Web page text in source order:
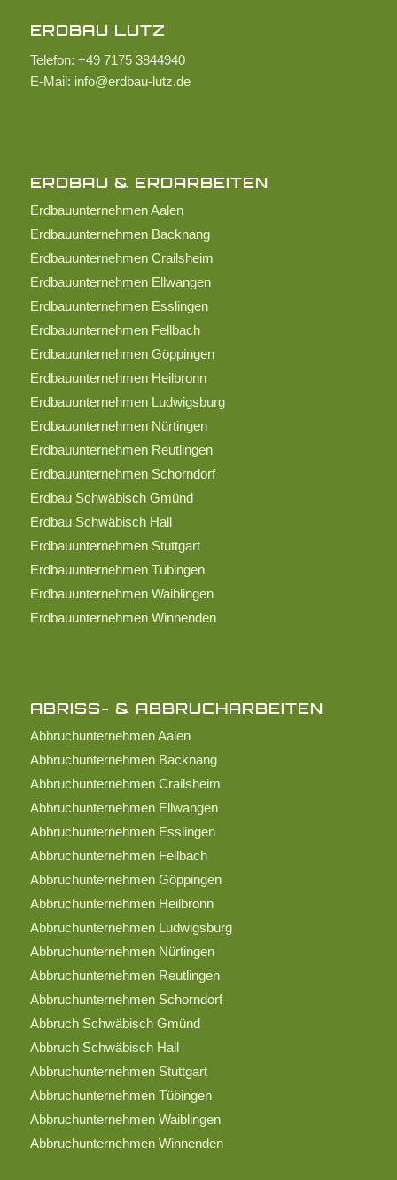
ERDBAU LUTZ
Telefon: +49 7175 3844940
E-Mail: info@erdbau-lutz.de
ERDBAU & ERDARBEITEN
Erdbauunternehmen Aalen
Erdbauunternehmen Backnang
Erdbauunternehmen Crailsheim
Erdbauunternehmen Ellwangen
Erdbauunternehmen Esslingen
Erdbauunternehmen Fellbach
Erdbauunternehmen Göppingen
Erdbauunternehmen Heilbronn
Erdbauunternehmen Ludwigsburg
Erdbauunternehmen Nürtingen
Erdbauunternehmen Reutlingen
Erdbauunternehmen Schorndorf
Erdbau Schwäbisch Gmünd
Erdbau Schwäbisch Hall
Erdbauunternehmen Stuttgart
Erdbauunternehmen Tübingen
Erdbauunternehmen Waiblingen
Erdbauunternehmen Winnenden
ABRISS- & ABBRUCHARBEITEN
Abbruchunternehmen Aalen
Abbruchunternehmen Backnang
Abbruchunternehmen Crailsheim
Abbruchunternehmen Ellwangen
Abbruchunternehmen Esslingen
Abbruchunternehmen Fellbach
Abbruchunternehmen Göppingen
Abbruchunternehmen Heilbronn
Abbruchunternehmen Ludwigsburg
Abbruchunternehmen Nürtingen
Abbruchunternehmen Reutlingen
Abbruchunternehmen Schorndorf
Abbruch Schwäbisch Gmünd
Abbruch Schwäbisch Hall
Abbruchunternehmen Stuttgart
Abbruchunternehmen Tübingen
Abbruchunternehmen Waiblingen
Abbruchunternehmen Winnenden